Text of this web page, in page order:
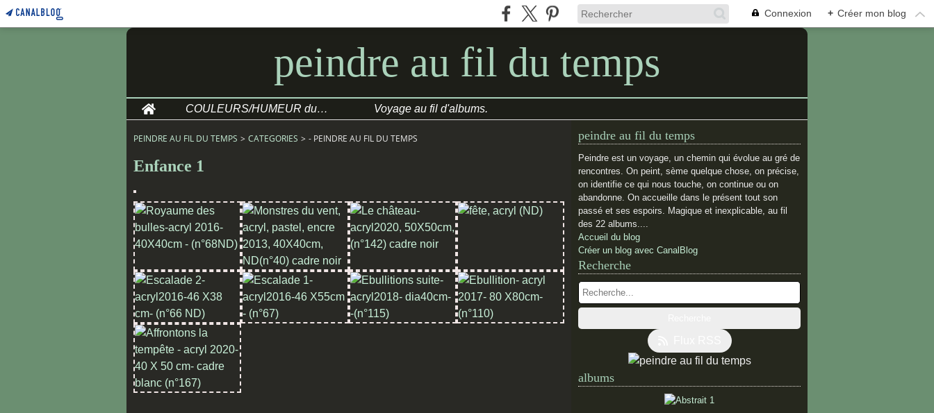
Connexion + Créer mon blog
peindre au fil du temps
Home COULEURS/HUMEUR du jour Voyage au fil d'albums.
PEINDRE AU FIL DU TEMPS > CATEGORIES > - PEINDRE AU FIL DU TEMPS
Enfance 1
peindre au fil du temps
Peindre est un voyage, un chemin qui évolue au gré de
rencontres. On peint, sème quelque chose, on précise,
on identifie ce qui nous touche, on continue ou on
abandonne. On accueille dans le présent tout son
passé et ses espoirs. Magique et inexplicable, au fil
des 22 albums....
Accueil du blog
Créer un blog avec CanalBlog
Recherche
albums